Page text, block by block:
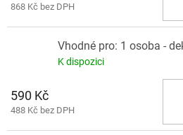
868 Kč bez DPH
Vhodné pro: 1 osoba -
K dispozici
590 Kč
488 Kč bez DPH